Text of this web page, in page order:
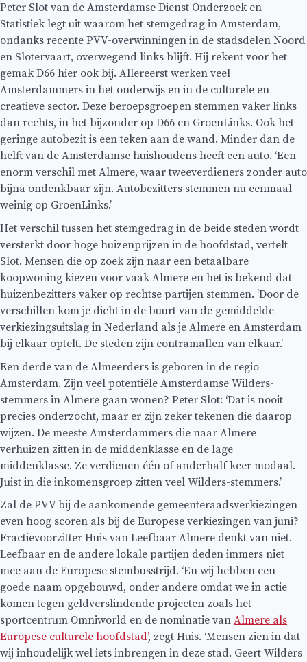
Peter Slot van de Amsterdamse Dienst Onderzoek en
Statistiek legt uit waarom het stemgedrag in Amsterdam,
ondanks recente PVV-overwinningen in de stadsdelen Noord
en Slotervaart, overwegend links blijft. Hij rekent voor het
gemak D66 hier ook bij. Allereerst werken veel
Amsterdammers in het onderwijs en in de culturele en
creatieve sector. Deze beroepsgroepen stemmen vaker links
dan rechts, in het bijzonder op D66 en GroenLinks. Ook het
geringe autobezit is een teken aan de wand. Minder dan de
helft van de Amsterdamse huishoudens heeft een auto. ‘Een
enorm verschil met Almere, waar tweeverdieners zonder auto
bijna ondenkbaar zijn. Autobezitters stemmen nu eenmaal
weinig op GroenLinks.’
Het verschil tussen het stemgedrag in de beide steden wordt
versterkt door hoge huizenprijzen in de hoofdstad, vertelt
Slot. Mensen die op zoek zijn naar een betaalbare
koopwoning kiezen voor vaak Almere en het is bekend dat
huizenbezitters vaker op rechtse partijen stemmen. ‘Door de
verschillen kom je dicht in de buurt van de gemiddelde
verkiezingsuitslag in Nederland als je Almere en Amsterdam
bij elkaar optelt. De steden zijn contramallen van elkaar.’
Een derde van de Almeerders is geboren in de regio
Amsterdam. Zijn veel potentiële Amsterdamse Wilders-
stemmers in Almere gaan wonen? Peter Slot: ‘Dat is nooit
precies onderzocht, maar er zijn zeker tekenen die daarop
wijzen. De meeste Amsterdammers die naar Almere
verhuizen zitten in de middenklasse en de lage
middenklasse. Ze verdienen één of anderhalf keer modaal.
Juist in die inkomensgroep zitten veel Wilders-stemmers.’
Zal de PVV bij de aankomende gemeenteraadsverkiezingen
even hoog scoren als bij de Europese verkiezingen van juni?
Fractievoorzitter Huis van Leefbaar Almere denkt van niet.
Leefbaar en de andere lokale partijen deden immers niet
mee aan de Europese stembusstrijd. ‘En wij hebben een
goede naam opgebouwd, onder andere omdat we in actie
komen tegen geldverslindende projecten zoals het
sportcentrum Omniworld en de nominatie van Almere als
Europese culturele hoofdstad’, zegt Huis. ‘Mensen zien in dat
wij inhoudelijk wel iets inbrengen in deze stad. Geert Wilders